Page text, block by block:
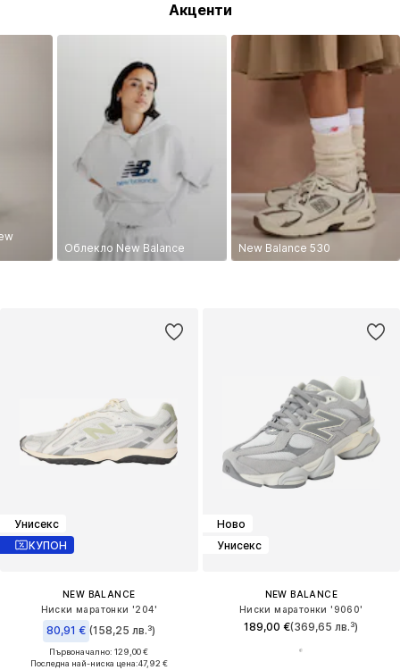
Акценти
Облекло New Balance
New Balance 530
Унисекс
КУПОН
NEW BALANCE
Ниски маратонки '204'
80,91 € (158,25 лв.³)
Първоначално: 129,00 €
Последна най-ниска цена:47,92 €
Ново
Унисекс
NEW BALANCE
Ниски маратонки '9060'
189,00 €(369,65 лв.³)